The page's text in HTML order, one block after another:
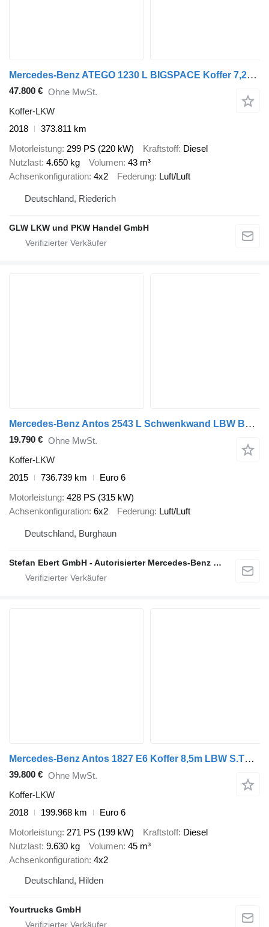
Mercedes-Benz ATEGO 1230 L BIGSPACE Koffer 7,20 m LBW 1,5 T
47.800 € Ohne MwSt.
Koffer-LKW
2018
373.811 km
Motorleistung 299 PS (220 kW) Kraftstoff Diesel
Nutzlast 4.650 kg Volumen 43 m³
Achsenkonfiguration 4x2 Federung Luft/Luft
Deutschland, Riederich
GLW LKW und PKW Handel GmbH
Mercedes-Benz Antos 2543 L Schwenkwand LBW BÄR 2.500kg AHK
19.790 € Ohne MwSt.
Koffer-LKW
2015
736.739 km
Euro 6
Motorleistung 428 PS (315 kW)
Achsenkonfiguration 6x2 Federung Luft/Luft
Deutschland, Burghaun
Stefan Ebert GmbH - Autorisierter Mercedes-Benz Servicepartner
Mercedes-Benz Antos 1827 E6 Koffer 8,5m LBW S.Tür 199.000 km
39.800 € Ohne MwSt.
Koffer-LKW
2018
199.968 km
Euro 6
Motorleistung 271 PS (199 kW) Kraftstoff Diesel
Nutzlast 9.630 kg Volumen 45 m³
Achsenkonfiguration 4x2
Deutschland, Hilden
Yourtrucks GmbH